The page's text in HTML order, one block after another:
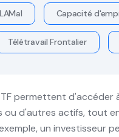
Capacité
Télétravail Frontalier
permettent d'accéder
d'autres actifs, tout
un investisseur